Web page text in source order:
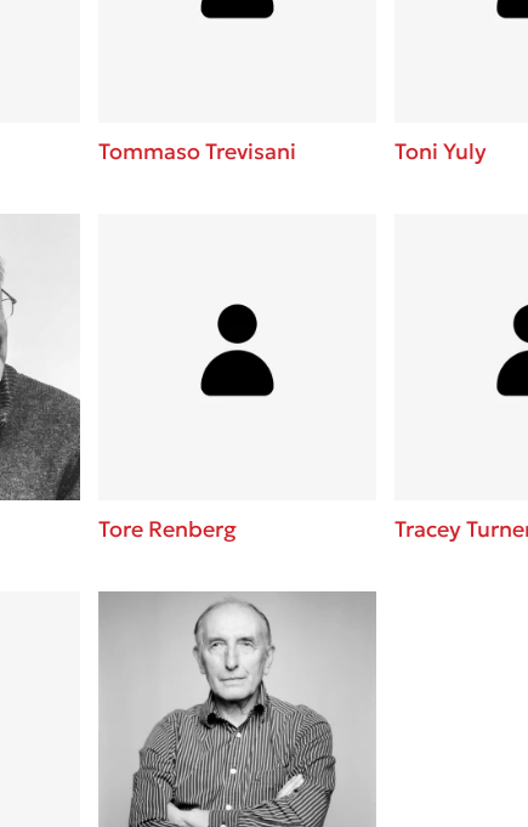
Tommaso Trevisani Toni Yuly
Tore Renberg Tracey